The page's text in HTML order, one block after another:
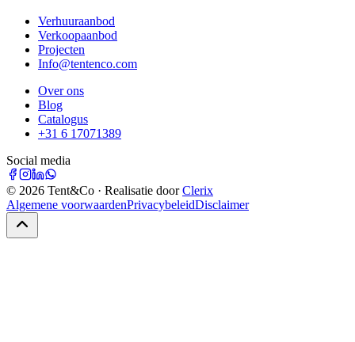
Verhuuraanbod
Verkoopaanbod
Projecten
Info@tentenco.com
Over ons
Blog
Catalogus
+31 6 17071389
Social media
© 2026 Tent&Co · Realisatie door Clerix
Algemene voorwaardenPrivacybeleidDisclaimer